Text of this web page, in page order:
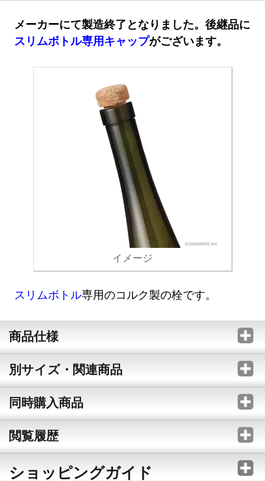
メーカーにて製造終了となりました。後継品に
スリムボトル専用キャップがございます。
イメージ
スリムボトル専用のコルク製の栓です。
商品仕様
別サイズ・関連商品
同時購入商品
閲覧履歴
ショッピングガイド